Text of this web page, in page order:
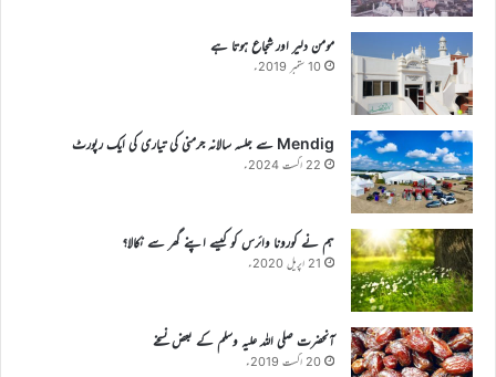
مومن دلیر اور شجاع ہوتا ہے
10 ستمبر 2019ء
Mendig سے جلسہ سالانہ جرمنی کی تیاری کی ایک رپورٹ
22 اگست 2024ء
ہم نے کورونا وائرس کو کیسے اپنے گھر سے نکالا؟
21 اپریل 2020ء
آنحضرت صلی اللہ علیہ وسلم کے بعض نسخے
20 اگست 2019ء